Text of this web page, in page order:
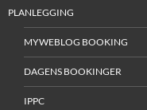
PLANLEGGING
MYWEBLOG BOOKING
DAGENS BOOKINGER
IPPC